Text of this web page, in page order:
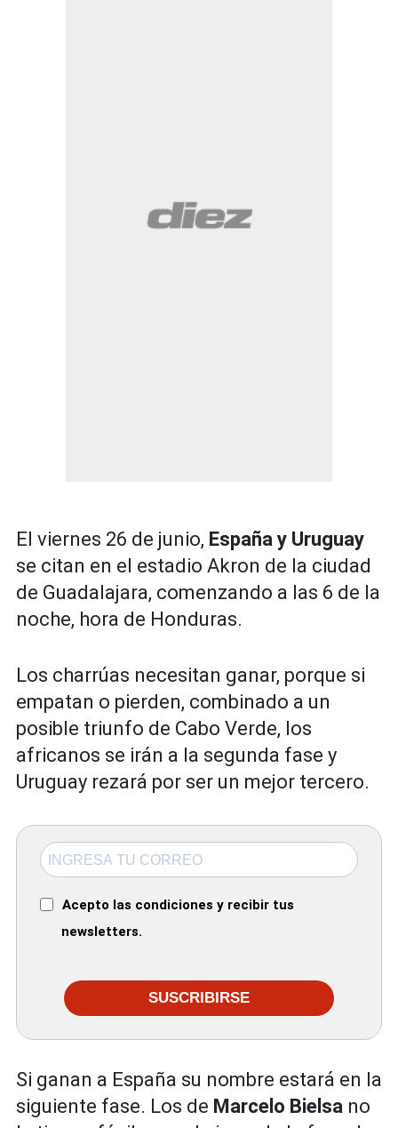
El viernes 26 de junio, España y Uruguay
se citan en el estadio Akron de la ciudad
de Guadalajara, comenzando a las 6 de la
noche, hora de Honduras.
Los charrúas necesitan ganar, porque si
empatan o pierden, combinado a un
posible triunfo de Cabo Verde, los
africanos se irán a la segunda fase y
Uruguay rezará por ser un mejor tercero.
Acepto las condiciones y recibir tus
newsletters.
SUSCRIBIRSE
Si ganan a España su nombre estará en la
siguiente fase. Los de Marcelo Bielsa no